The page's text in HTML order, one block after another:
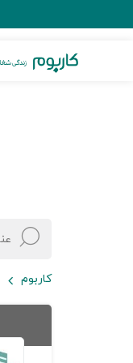
کاربوم